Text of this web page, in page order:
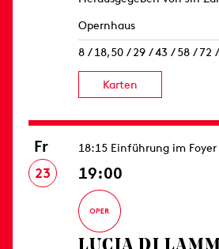
Opernhaus
8 / 18,50 / 29 / 43 / 58 / 72
Karten
Fr
23
18:15 Einführung im
19:00